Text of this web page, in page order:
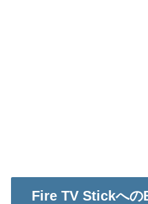
Fire TV Stickへ